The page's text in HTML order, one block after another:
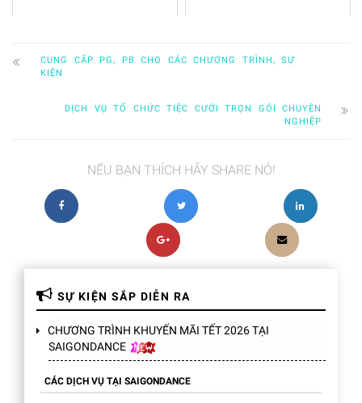
CUNG CẤP PG, PB CHO CÁC CHƯƠNG TRÌNH, SỰ
KIỆN
DỊCH VỤ TỔ CHỨC TIỆC CƯỚI TRỌN GÓI CHUYÊN
NGHIỆP
NẾU BẠN THÍCH HÃY SHARE NÓ!
SỰ KIỆN SẮP DIỄN RA
CHƯƠNG TRÌNH KHUYẾN MÃI TẾT 2026 TẠI
SAIGONDANCE
CÁC DỊCH VỤ TẠI SAIGONDANCE